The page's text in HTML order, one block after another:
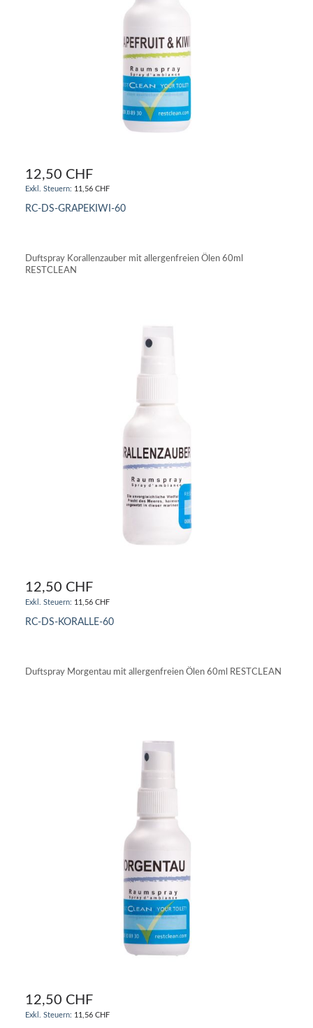
12,50 CHF
11,56 CHF
RC-DS-GRAPEKIWI-60
Duftspray Korallenzauber mit allergenfreien Ölen 60ml
RESTCLEAN
12,50 CHF
11,56 CHF
RC-DS-KORALLE-60
Duftspray Morgentau mit allergenfreien Ölen 60ml RESTCLEAN
12,50 CHF
11,56 CHF